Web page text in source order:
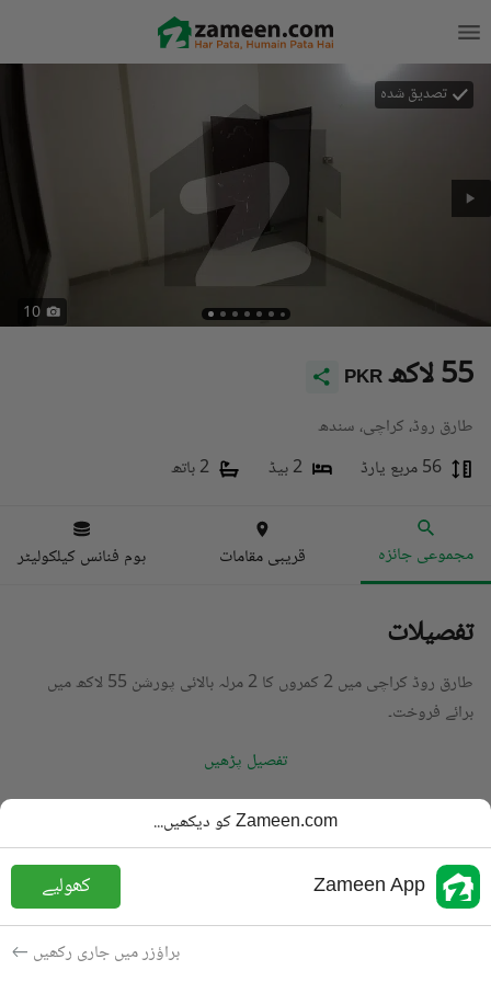
تصدیق شدہ
10
PKR 55 لاکھ
طارق روڈ، کراچی، سندھ
56 مربع یارڈ
2 بیڈ 2 باتھ
مجموعی جائزہ قریبی مقامات ہوم فنانس کیلکولیٹر
تفصیلات
طارق روڈ کراچی میں 2 کمروں کا 2 مرلہ بالائی پورشن 55 لاکھ میں
برائے فروخت۔
تفصیل پڑھیں
بالائی پورشن
قیمت
PKR
55 لاکھ
باتھ
رقبہ
56 مربع یارڈ
Zameen.com کو دیکھیں...
Zameen App کھولیے
براؤزر میں جاری رکھیں